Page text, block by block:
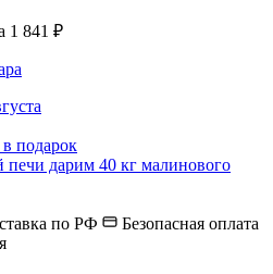
1 841 ₽
подарок
дарим 40 кг малинового
по РФ
Безопасная оплата